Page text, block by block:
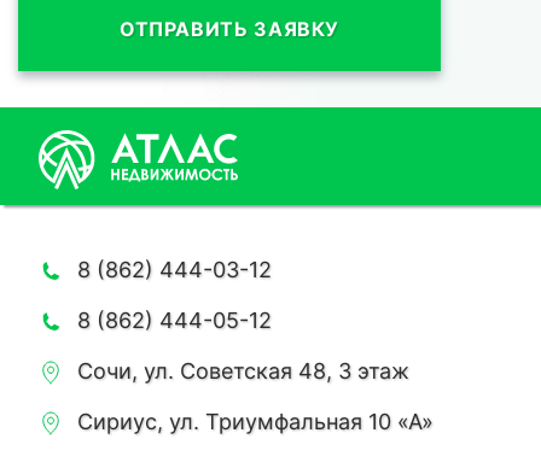
ОТПРАВИТЬ ЗАЯВКУ
8 (862) 444-03-12
8 (862) 444-05-12
Сочи, ул. Советская 48, 3 этаж
Сириус, ул. Триумфальная 10 «А»